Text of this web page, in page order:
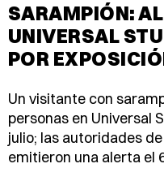
SARAMPIÓN:
UNIVERSAL
POR
Un visitante con
personas en Universal
julio; las autoridades
emitieron una alerta el